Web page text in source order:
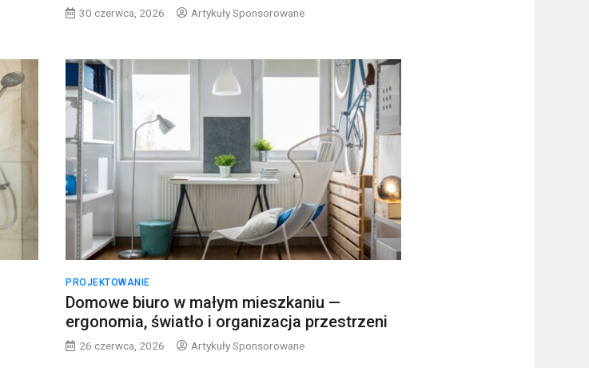
30 czerwca, 2026 Artykuły Sponsorowane
PROJEKTOWANIE
Domowe biuro w małym mieszkaniu —
ergonomia, światło i organizacja przestrzeni
26 czerwca, 2026 Artykuły Sponsorowane